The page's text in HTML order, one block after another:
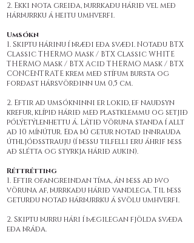
2. Ekki nota greiða, þurrkaðu hárið vel með
hárþurrku á heitu umhverfi.
Umsókn
1. Skiptu hárinu í þræði eða svæði. Notaðu BTX
Classic THERMO Mask / BTX Classic WHITE
THERMO Mask / BTX Acid THERMO Mask / BTX
CONCENTRATE krem með stífum bursta og
forðast hársvörðinn um 0,5 cm.
2. Eftir að umsókninni er lokið, ef nauðsyn
krefur, klípið hárið með plastklemmu og setjið
pólýetýlenhettu á. Látið vöruna standa í allt
að 10 mínútur. Eða þú getur notað innrauða
úthljóðsstrauju (í þessu tilfelli eru áhrif þess
að slétta og styrkja hárið aukin).
Réttrétting
1. Eftir ofangreindan tíma, án þess að þvo
vöruna af, þurrkaðu hárið vandlega. Til þess
geturðu notað hárþurrku á svölu umhverfi.
2. Skiptu þurru hári í þægilegan fjölda svæða
eða þráða.